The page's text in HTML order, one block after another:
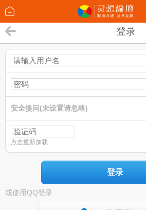
登录
安全提问(未设置请忽略)
点击重新加载
登录
或使用QQ登录